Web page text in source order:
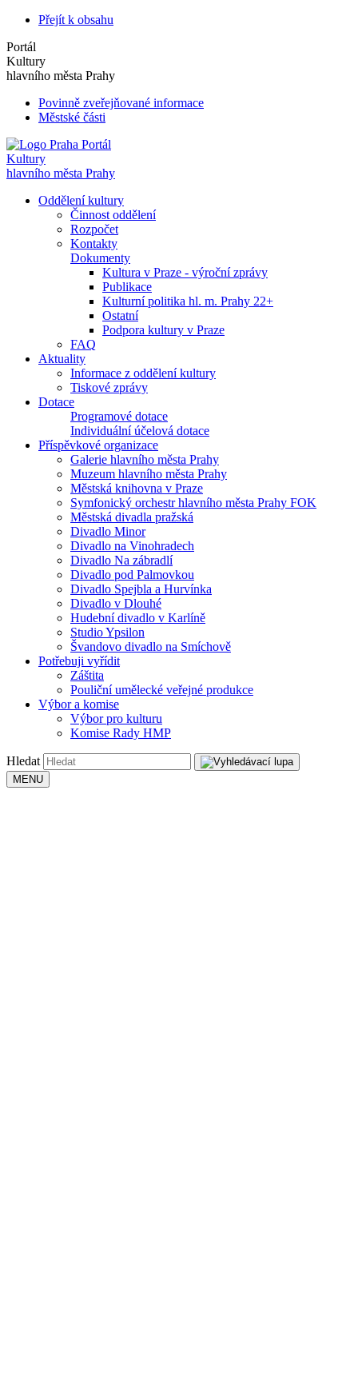
Přejít k obsahu
Portál
Kultury
hlavního města Prahy
Povinně zveřejňované informace
Městské části
Portál
Kultury
hlavního města Prahy
Oddělení kultury
Činnost oddělení
Rozpočet
Kontakty
Dokumenty
Kultura v Praze - výroční zprávy
Publikace
Kulturní politika hl. m. Prahy 22+
Ostatní
Podpora kultury v Praze
FAQ
Aktuality
Informace z oddělení kultury
Tiskové zprávy
Dotace
Programové dotace
Individuální účelová dotace
Příspěvkové organizace
Galerie hlavního města Prahy
Muzeum hlavního města Prahy
Městská knihovna v Praze
Symfonický orchestr hlavního města Prahy FOK
Městská divadla pražská
Divadlo Minor
Divadlo na Vinohradech
Divadlo Na zábradlí
Divadlo pod Palmovkou
Divadlo Spejbla a Hurvínka
Divadlo v Dlouhé
Hudební divadlo v Karlíně
Studio Ypsilon
Švandovo divadlo na Smíchově
Potřebuji vyřídit
Záštita
Pouliční umělecké veřejné produkce
Výbor a komise
Výbor pro kulturu
Komise Rady HMP
Hledat
MENU